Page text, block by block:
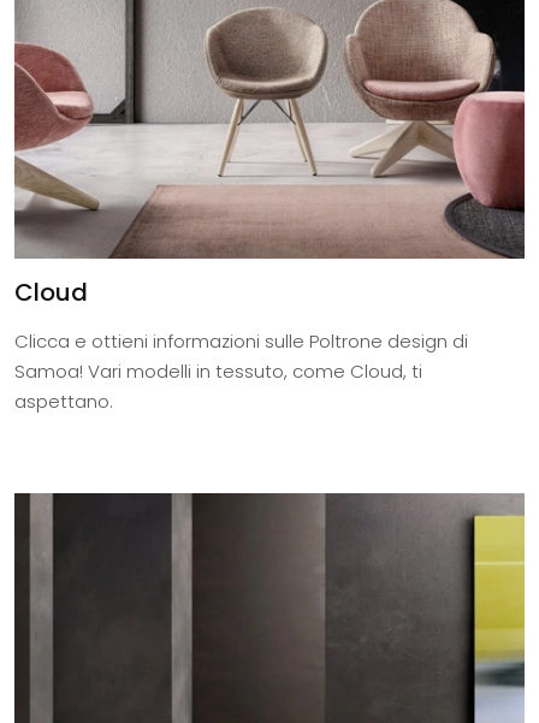
Cloud
Clicca e ottieni informazioni sulle Poltrone design di
Samoa! Vari modelli in tessuto, come Cloud, ti
aspettano.